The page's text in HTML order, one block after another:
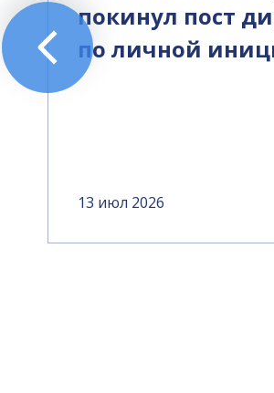
покинул пост
по личной
13 июл 2026